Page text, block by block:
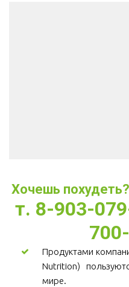
Хочешь
т. 8-903-
Продуктами
Nutrition)
мире.